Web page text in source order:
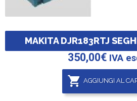
MAKITA DJR183RTJ
350,00€ IVA
AGGIUNGI AL